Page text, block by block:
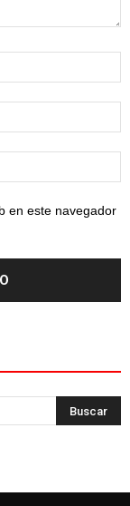
en este navegador